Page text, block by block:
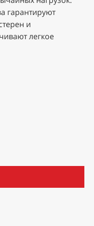
гарантируют
и
легкое